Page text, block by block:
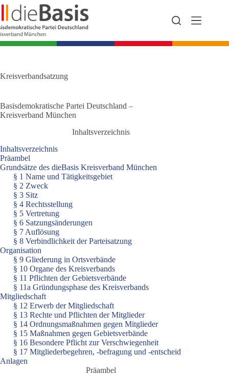
Zum
Inhalt
springen
Kreisverbandsatzung
Basisdemokratische Partei Deutschland –
Kreisverband München
Inhaltsverzeichnis
Inhaltsverzeichnis
Präambel
Grundsätze des dieBasis Kreisverband München
§ 1 Name und Tätigkeitsgebiet
§ 2 Zweck
§ 3 Sitz
§ 4 Rechtsstellung
§ 5 Vertretung
§ 6 Satzungsänderungen
§ 7 Auflösung
§ 8 Verbindlichkeit der Parteisatzung
Organisation
§ 9 Gliederung in Ortsverbände
§ 10 Organe des Kreisverbands
§ 11 Pflichten der Gebietsverbände
§ 11a Gründungsphase des Kreisverbands
Mitgliedschaft
§ 12 Erwerb der Mitgliedschaft
§ 13 Rechte und Pflichten der Mitglieder
§ 14 Ordnungsmaßnahmen gegen Mitglieder
§ 15 Maßnahmen gegen Gebietsverbände
§ 16 Besondere Pflicht zur Verschwiegenheit
§ 17 Mitgliederbegehren, -befragung und -entscheid
Anlagen
Präambel